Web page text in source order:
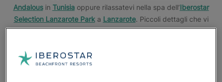
Andalousin Tunisiaoppure rilassatevi nella spa dell’Iberostar
Selection Lanzarote Parka Lanzarote. Piccoli dettagli che vi
faranno sentire unici.